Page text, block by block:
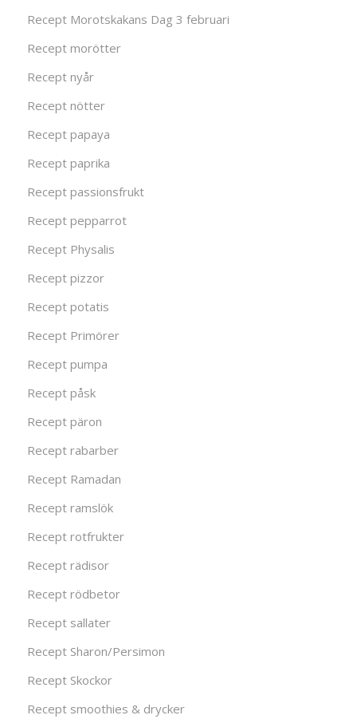
Recept Morotskakans Dag 3 februari
Recept morötter
Recept nyår
Recept nötter
Recept papaya
Recept paprika
Recept passionsfrukt
Recept pepparrot
Recept Physalis
Recept pizzor
Recept potatis
Recept Primörer
Recept pumpa
Recept påsk
Recept päron
Recept rabarber
Recept Ramadan
Recept ramslök
Recept rotfrukter
Recept rädisor
Recept rödbetor
Recept sallater
Recept Sharon/Persimon
Recept Skockor
Recept smoothies & drycker